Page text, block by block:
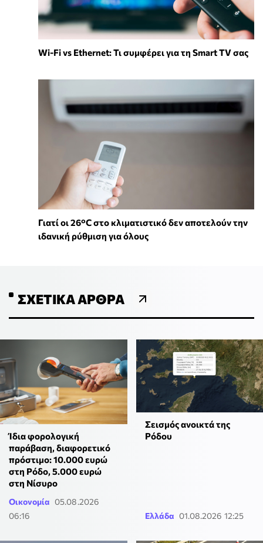
Wi-Fi vs Ethernet: Τι συμφέρει για τη Smart TV σας
Γιατί οι 26°C στο κλιματιστικό δεν αποτελούν την
ιδανική ρύθμιση για όλους
ΣΧΕΤΙΚΆ ΆΡΘΡΑ
Ίδια φορολογική
παράβαση, διαφορετικό
πρόστιμο: 10.000 ευρώ
στη Ρόδο, 5.000 ευρώ
στη Νίσυρο
Οικονομία 05.08.2026
06:16
Σεισμός ανοικτά της
Ρόδου
Ελλάδα 01.08.2026 12:25